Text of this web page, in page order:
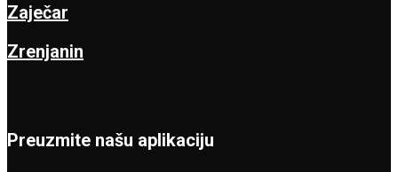
Zaječar
Zrenjanin
Preuzmite našu aplikaciju